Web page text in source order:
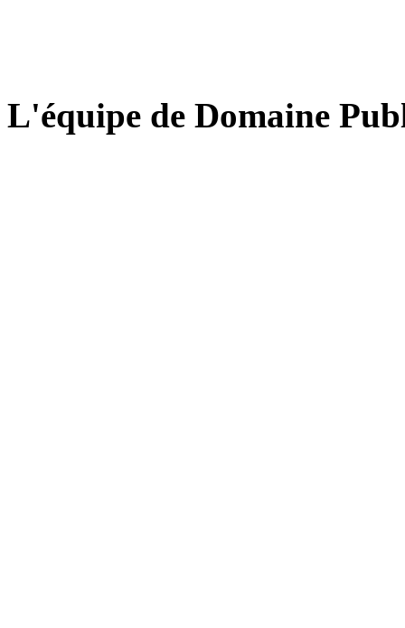
L'équipe de Domaine